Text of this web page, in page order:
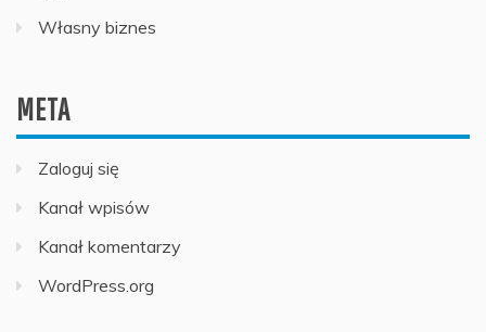
Własny biznes
META
Zaloguj się
Kanał wpisów
Kanał komentarzy
WordPress.org